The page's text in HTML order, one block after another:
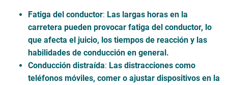
Fatiga del conductor: Las largas horas en la
carretera pueden provocar fatiga del conductor, lo
que afecta el juicio, los tiempos de reacción y las
habilidades de conducción en general.
Conducción distraída: Las distracciones como
teléfonos móviles, comer o ajustar dispositivos en la